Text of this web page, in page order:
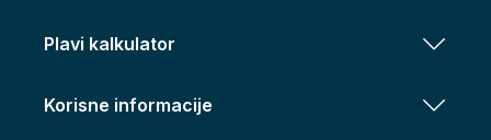
Plavi kalkulator
Korisne informacije